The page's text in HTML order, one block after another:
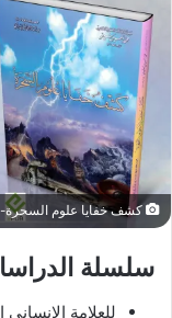
كشف خفايا علوم السحرة-
سلسلة
للعلامة